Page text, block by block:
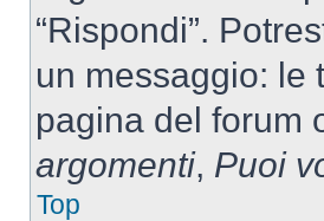
“Rispondi”.
un messaggio: le
pagina del forum
argomenti, Puoi
Top